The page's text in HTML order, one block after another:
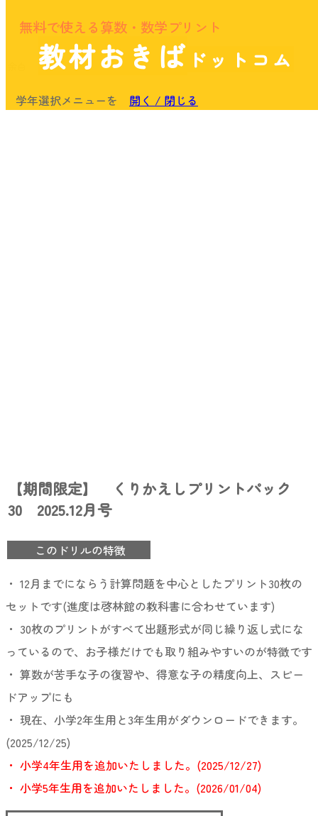
無料で使える算数・数学プリント
教材おきば ドットコム
学年選択メニューを 開く / 閉じる
【期間限定】 くりかえしプリントパック
30 2025.12月号
このドリルの特徴
・ 12月までにならう計算問題を中心としたプリント30枚の
セットです(進度は啓林館の教科書に合わせています)
・ 30枚のプリントがすべて出題形式が同じ繰り返し式にな
っているので、お子様だけでも取り組みやすいのが特徴です
・ 算数が苦手な子の復習や、得意な子の精度向上、スピー
ドアップにも
・ 現在、小学2年生用と3年生用がダウンロードできます。
(2025/12/25)
・ 小学4年生用を追加いたしました。(2025/12/27)
・ 小学5年生用を追加いたしました。(2026/01/04)